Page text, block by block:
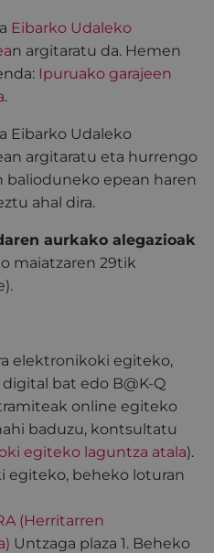
Eibarko Udaleko
n argitaratu da. Hemen
Ipuruako garajeen
.
Eibarko Udaleko
argitaratu eta hurrengo
balioduneko epean haren
ahal dira.
aurkako alegazioak
maiatzaren 29tik
elektronikoki egiteko,
bat edo B@K-Q
online egiteko
baduzu, kontsultatu
egiteko laguntza atala).
egiteko, beheko loturan
(Herritarren
Untzaga plaza 1. Beheko